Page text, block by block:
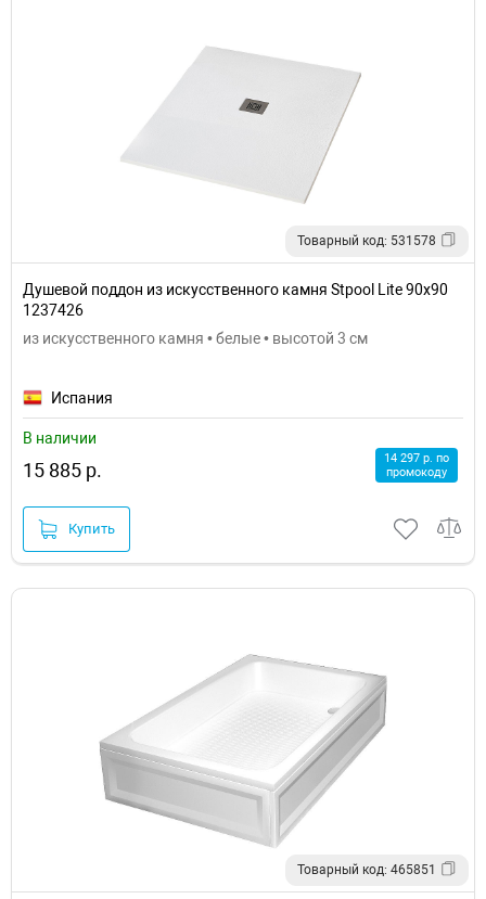
Товарный код: 531578
Душевой поддон из искусственного камня Stpool Lite 90х90
1237426
из искусственного камня • белые • высотой 3 см
Испания
В наличии
15 885 р.
14 297 р. по
промокоду
Купить
Товарный код: 465851